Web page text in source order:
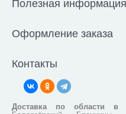
Полезная информация
Оформление заказа
Контакты
Доставка по области в